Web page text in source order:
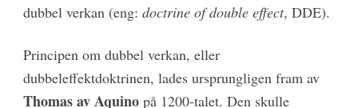
dubbel verkan (eng: doctrine of double effect, DDE).
Principen om dubbel verkan, eller
dubbeleffektdoktrinen, lades ursprungligen fram av
Thomas av Aquinopå 1200-talet. Den skulle